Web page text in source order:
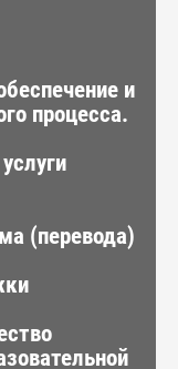
и
процесса.
(перевода)